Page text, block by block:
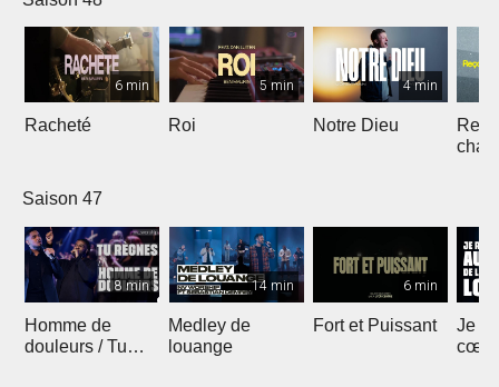
6 min
Racheté
5 min
Roi
4 min
Notre Dieu
chant
Saison 47
8 min
Homme de
douleurs / Tu
14 min
Medley de
louange
6 min
Fort et Puissant
Je
cœur